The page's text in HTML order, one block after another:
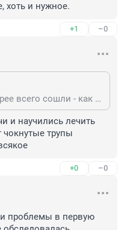
хоть и нужное.
+1 –0
Но патологоанатомы скорее всего сошли - как ни крути странное это занятие, хоть и нужное.
и научились лечить
чокнутые трупы
+0 –0
проблемы в первую